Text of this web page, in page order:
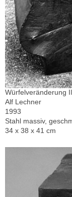
Würfelveränderung
Alf Lechner
1993
Stahl massiv,
34 x 38 x 41 cm